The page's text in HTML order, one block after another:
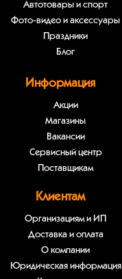
Автотовары и спорт
Фото-видео и аксессуары
Праздники
Блог
Информация
Акции
Магазины
Вакансии
Сервисный центр
Поставщикам
Клиентам
Организациям и ИП
Доставка и оплата
О компании
Юридическая информация